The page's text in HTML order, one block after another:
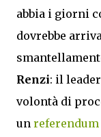
abbia i giorni
dovrebbe
Renzi: il
volontà di
un referendum